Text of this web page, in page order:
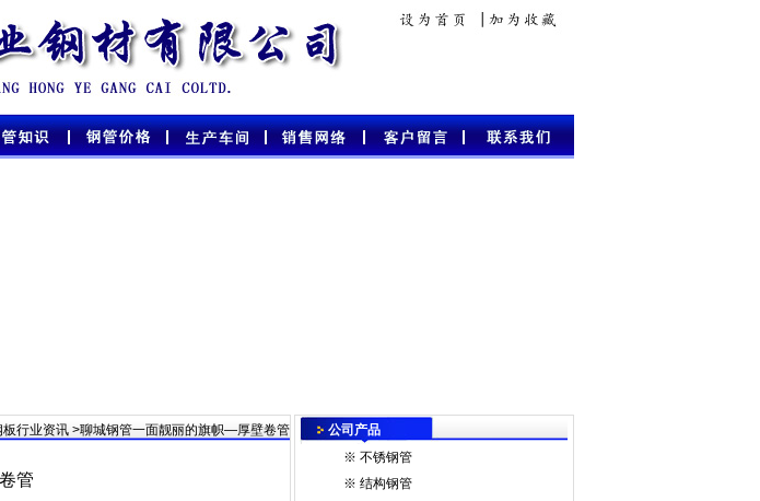
板行业资讯>聊城钢管一面靓丽的旗帜—厚壁卷管
管
公司产品
※ 不锈钢管
※ 结构钢管